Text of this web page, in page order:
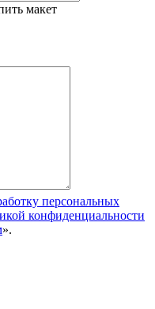
макет
персональных
конфиденциальности
».